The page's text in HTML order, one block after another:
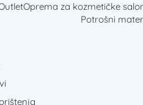
Oprema za kozmetičke
Potrošni